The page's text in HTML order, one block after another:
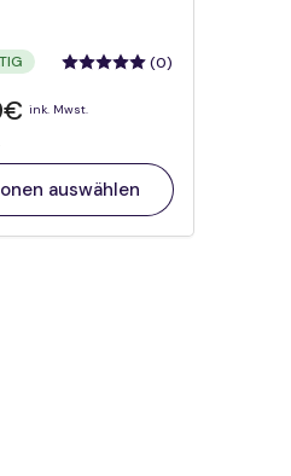
(0)
ink. Mwst.
auswählen